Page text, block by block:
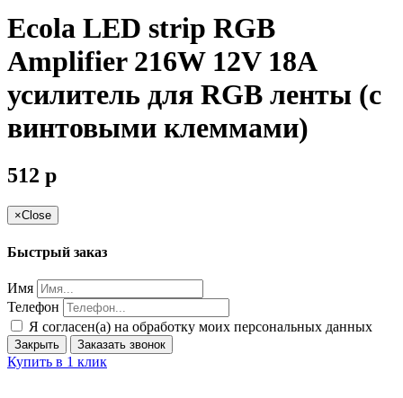
Ecola LED strip RGB
Amplifier 216W 12V 18A
усилитель для RGB ленты (с
винтовыми клеммами)
512 p
×Close
Быстрый заказ
Имя
Телефон
Я согласен(а) на обработку моих персональных данных
Закрыть Заказать звонок
Купить в 1 клик